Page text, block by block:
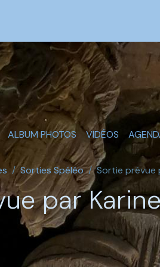
ALBUM PHOTOS VIDÉOS
Sorties Spéléo Sortie prévue
par